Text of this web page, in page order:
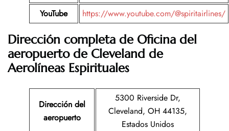
YouTube
https://www.youtube.com/@spiritairlines/
Dirección completa de Oficina del
aeropuerto de Cleveland de
Aerolíneas Espirituales
Dirección del
aeropuerto
5300 Riverside Dr,
Cleveland, OH 44135,
Estados Unidos